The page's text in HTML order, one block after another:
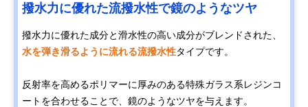
撥水力に優れた流撥水性で鏡のようなツヤ
撥水力に優れた成分と滑水性の高い成分がブレンドされた、
水を弾き滑るように流れる流撥水性タイプです。
反射率を高めるポリマーに厚みのある特殊ガラス系レジンコ
ートを合わせることで、鏡のようなツヤを与えます。